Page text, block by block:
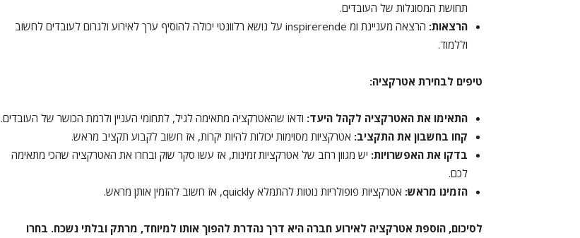
תחושת המסוגלות של העובדים.
הרצאות:
הרצאה מעניינת ומ inspirerende על נושא רלוונטי יכולה להוסיף ערך לאירוע ולגרום לעובדים לחשוב
וללמוד.
טיפים לבחירת אטרקציה:
התאימו את האטרקציה לקהל היעד: ודאו שהאטרקציה מתאימה לגיל, לתחומי העניין ולרמת הכושר של העובדים.
קחו בחשבון את התקציב: אטרקציות מסוימות יכולות להיות יקרות, אז חשוב לקבוע תקציב מראש.
בדקו את האפשרויות: יש מגוון רחב של אטרקציות זמינות, אז עשו סקר שוק ובחרו את האטרקציה שהכי מתאימה
לכם.
הזמינו מראש: אטרקציות פופולריות נוטות להתמלא quickly, אז חשוב להזמין אותן מראש.
לסיכום, הוספת אטרקציה לאירוע חברה היא דרך נהדרת להפוך אותו למיוחד, מרתק ובלתי נשכח. בחרו